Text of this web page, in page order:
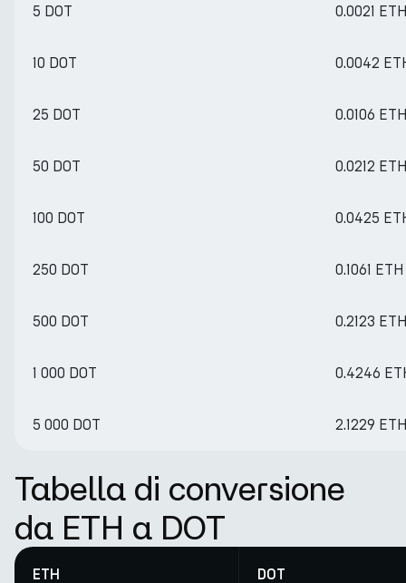
5 DOT 0.0021
10 DOT 0.0042
25 DOT 0.0106
50 DOT 0.0212
100 DOT 0.0425
250 DOT 0.1061 ETH
500 DOT 0.2123
1 000 DOT 0.4246
5 000 DOT 2.1229
Tabella di conversione
da ETH a DOT
ETH DOT